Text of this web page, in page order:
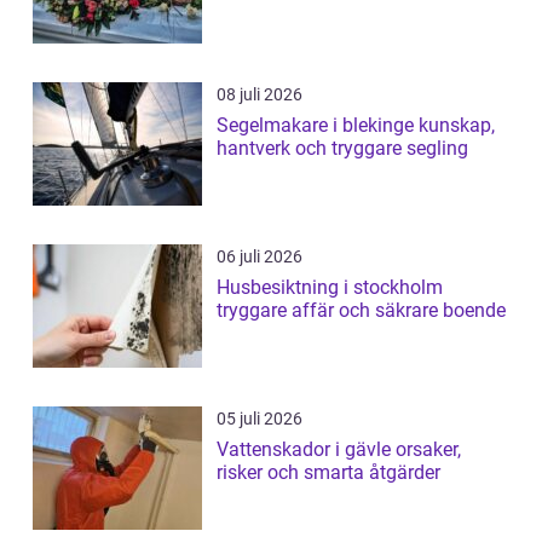
08 juli 2026
Segelmakare i blekinge kunskap,
hantverk och tryggare segling
06 juli 2026
Husbesiktning i stockholm
tryggare affär och säkrare boende
05 juli 2026
Vattenskador i gävle orsaker,
risker och smarta åtgärder